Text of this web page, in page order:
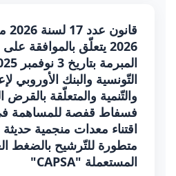
2026 يتعلّق بالموافقة
التّونسية والبنك الأوروبي
والتّنمية والمتعلّقة
فسفاط قفصة للمساهمة
اقتناء معدات منجمية
متطورة للتّرشيح بالضغط
المستعملة "CAPSA"